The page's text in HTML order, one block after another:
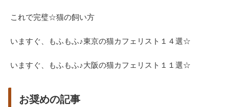
これで完璧☆猫の飼い方
いますぐ、もふもふ♪東京の猫カフェリスト１４選☆
いますぐ、もふもふ♪大阪の猫カフェリスト１１選☆
お奨めの記事